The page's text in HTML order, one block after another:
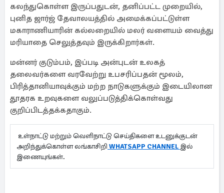
கலந்துகொள்ள இருப்பதுடன், தனிப்பட்ட முறையில்,
புனித ஜார்ஜ் தேவாலயத்தில் அமைக்கப்பட்டுள்ள
மகாராணியாரின் கல்லறையில் மலர் வளையம் வைத்து
மரியாதை செலுத்தவும் இருக்கிறார்கள்.
மன்னர் குடும்பம், இப்படி அன்புடன் உலகத்
தலைவர்களை வரவேற்று உபசரிப்பதன் மூலம்,
பிரித்தானியாவுக்கும் மற்ற நாடுகளுக்கும் இடையிலான
தூதரக உறவுகளை வலுப்படுத்திக்கொள்வது
குறிப்பிடத்தக்கதாகும்.
உள்நாட்டு மற்றும் வெளிநாட்டு செய்திகளை உடனுக்குடன்
அறிந்துக்கொள்ள லங்காசிறி WHATSAPP CHANNEL இல்
இணையுங்கள்.